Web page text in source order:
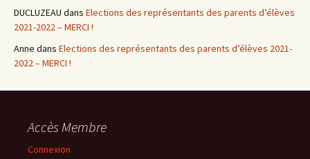
DUCLUZEAU dans Elections des représentants des parents d’élèves
2021-2022 – MERCI !
Anne dans Elections des représentants des parents d’élèves 2021-
2022 – MERCI !
Accès Membre
Connexion